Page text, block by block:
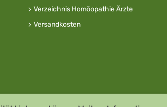
Verzeichnis Homöopathie Ärzte
Versandkosten